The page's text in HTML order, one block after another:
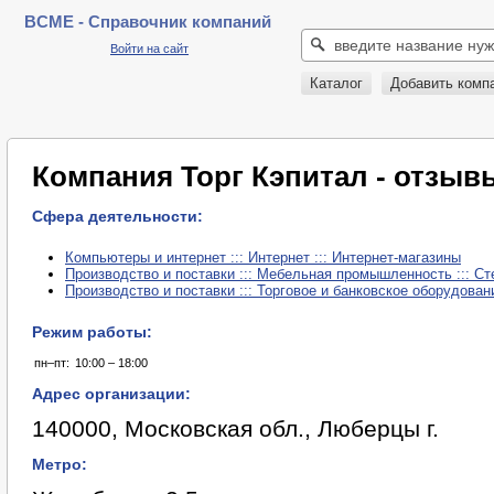
BCME - Справочник компаний
Войти на сайт
Каталог Добавить
Компания Торг Кэпитал -
Сфера деятельности:
Компьютеры и интернет ::: Интернет ::: Интернет-магазины
Производство и поставки ::: Мебельная промышленность :::
Производство и поставки ::: Торговое и банковское
Режим работы:
пн–пт: 10:00 – 18:00
Адрес организации:
140000, Московская обл., Люберцы г.
Метро: